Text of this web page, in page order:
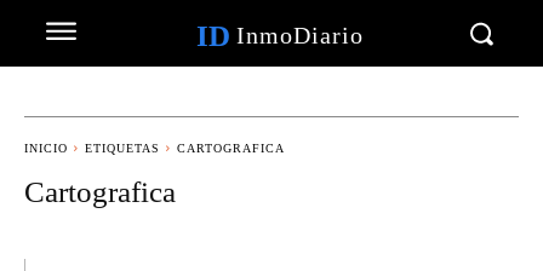
ID InmoDiario
INICIO ETIQUETAS CARTOGRAFICA
Cartografica